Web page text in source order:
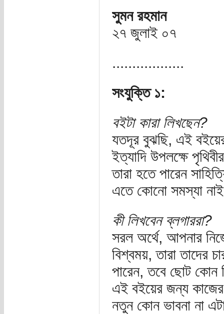
সুমন রহমান
২৭ জুলাই ০৭
..................
সংযুক্তি ১:
বইটা কারা লিখছেন?
যতদূর বুঝছি, এই বইয়ের
ইত্যাদি উপলক্ষে
তারা হতে পারেন
এতে কোনো সমস্যা
কী লিখবেন ব্লগাররা?
সরল অর্থে, আপনার
বিশ্বময়, তারা তাদের
পারেন, তবে ছোট কোন
এই বইয়ের জন্য
নতুন কোন ভাবনা না